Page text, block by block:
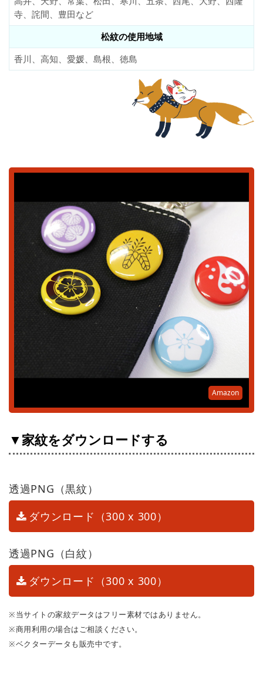
寺、詫間、豊田など
松紋の使用地域
香川、高知、愛媛、島根、徳島
Amazon
▼家紋をダウンロードする
透過PNG（黒紋）
ダウンロード（300 x 300）
透過PNG（白紋）
ダウンロード（300 x 300）
※当サイトの家紋データはフリー素材ではありません。
※商用利用の場合はご相談ください。
※ベクターデータも販売中です。